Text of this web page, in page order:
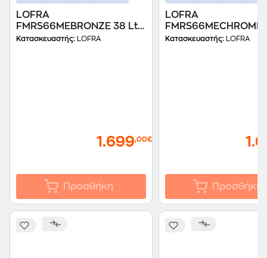
LOFRA
FMRS66MEBRONZE 38 Lt
Inox Εντοιχιζόμενος
Κατασκευαστής: LOFRA
1.699,00€
Προσθήκη
LOFRA
FMRS66MECHROME
Inox Εντοιχιζόμενος
Κατασκευαστής: LOFRA
Προσθήκη